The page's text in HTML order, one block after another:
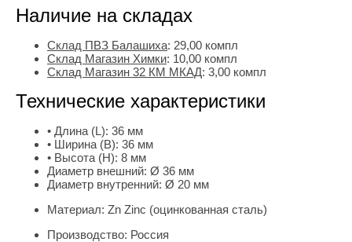
Наличие на складах
Склад ПВЗ Балашиха: 29,00 компл
Склад Магазин Химки: 10,00 компл
Склад Магазин 32 КМ МКАД: 3,00 компл
Технические характеристики
• Длина (L): 36 мм
• Ширина (B): 36 мм
• Высота (H): 8 мм
Диаметр внешний: Ø 36 мм
Диаметр внутренний: Ø 20 мм
Материал: Zn Zinc (оцинкованная сталь)
Производство: Россия